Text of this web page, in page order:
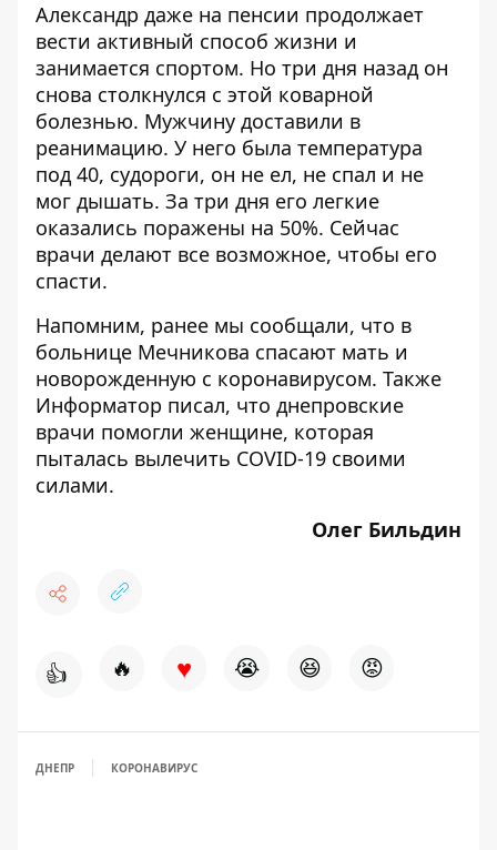
Александр даже на пенсии продолжает
вести активный способ жизни и
занимается спортом. Но три дня назад он
снова столкнулся с этой коварной
болезнью. Мужчину доставили в
реанимацию. У него была температура
под 40, судороги, он не ел, не спал и не
мог дышать. За три дня его легкие
оказались поражены на 50%. Сейчас
врачи делают все возможное, чтобы его
спасти.
Напомним, ранее мы сообщали, что в
больнице Мечникова спасают мать и
новорожденную с коронавирусом. Также
Информатор писал, что днепровские
врачи помогли женщине, которая
пыталась вылечить СOVID-19 своими
силами.
Олег Бильдин
👍 🔥 ♥ 😭 😆 😡
ДНЕПР КОРОНАВИРУС